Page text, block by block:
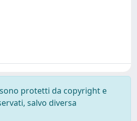
protetti da copyright e
salvo diversa